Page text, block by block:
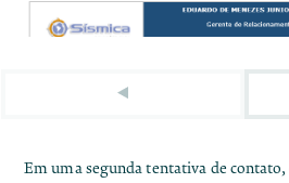
Em uma segunda tentativa de